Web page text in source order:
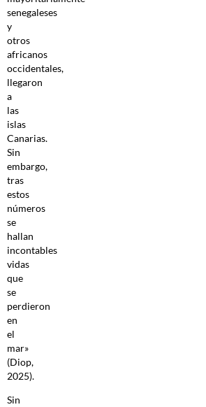
senegaleses
y
otros
africanos
occidentales,
llegaron
a
las
islas
Canarias.
Sin
embargo,
tras
estos
números
se
hallan
incontables
vidas
que
se
perdieron
en
el
mar»
(Diop,
2025).
Sin